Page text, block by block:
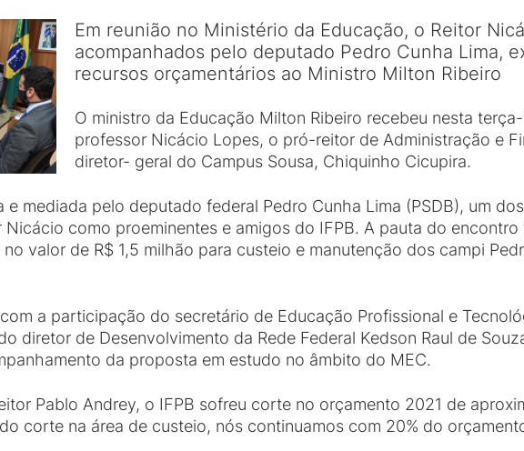
Em reunião no Ministério da Educação, o Reitor
acompanhados pelo deputado Pedro Cunha Lima,
recursos orçamentários ao Ministro Milton Ribeiro
O ministro da Educação Milton Ribeiro recebeu nesta
professor Nicácio Lopes, o pró-reitor de Administração e
diretor- geral do Campus Sousa, Chiquinho Cicupira.
e mediada pelo deputado federal Pedro Cunha Lima (PSDB), um
como proeminentes e amigos do IFPB. A pauta do
valor de R$ 1,5 milhão para custeio e manutenção dos campi
a participação do secretário de Educação Profissional e
diretor de Desenvolvimento da Rede Federal Kedson Raul de
da proposta em estudo no âmbito do MEC.
Pablo Andrey, o IFPB sofreu corte no orçamento 2021 de
corte na área de custeio, nós continuamos com 20% do